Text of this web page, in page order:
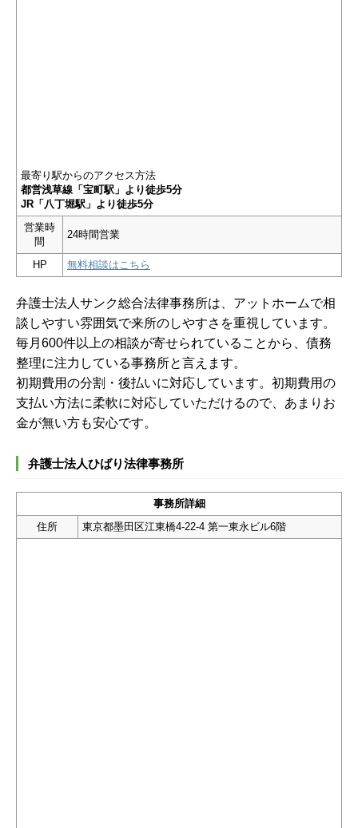
最寄り駅からのアクセス方法
都営浅草線「宝町駅」より徒歩5分
JR「八丁堀駅」より徒歩5分
営業時
間
24時間営業
HP 無料相談はこちら
弁護士法人サンク総合法律事務所は、アットホームで相
談しやすい雰囲気で来所のしやすさを重視しています。
毎月600件以上の相談が寄せられていることから、債務
整理に注力している事務所と言えます。
初期費用の分割・後払いに対応しています。初期費用の
支払い方法に柔軟に対応していただけるので、あまりお
金が無い方も安心です。
弁護士法人ひばり法律事務所
事務所詳細
住所
東京都墨田区江東橋4-22-4 第一東永ビル6階